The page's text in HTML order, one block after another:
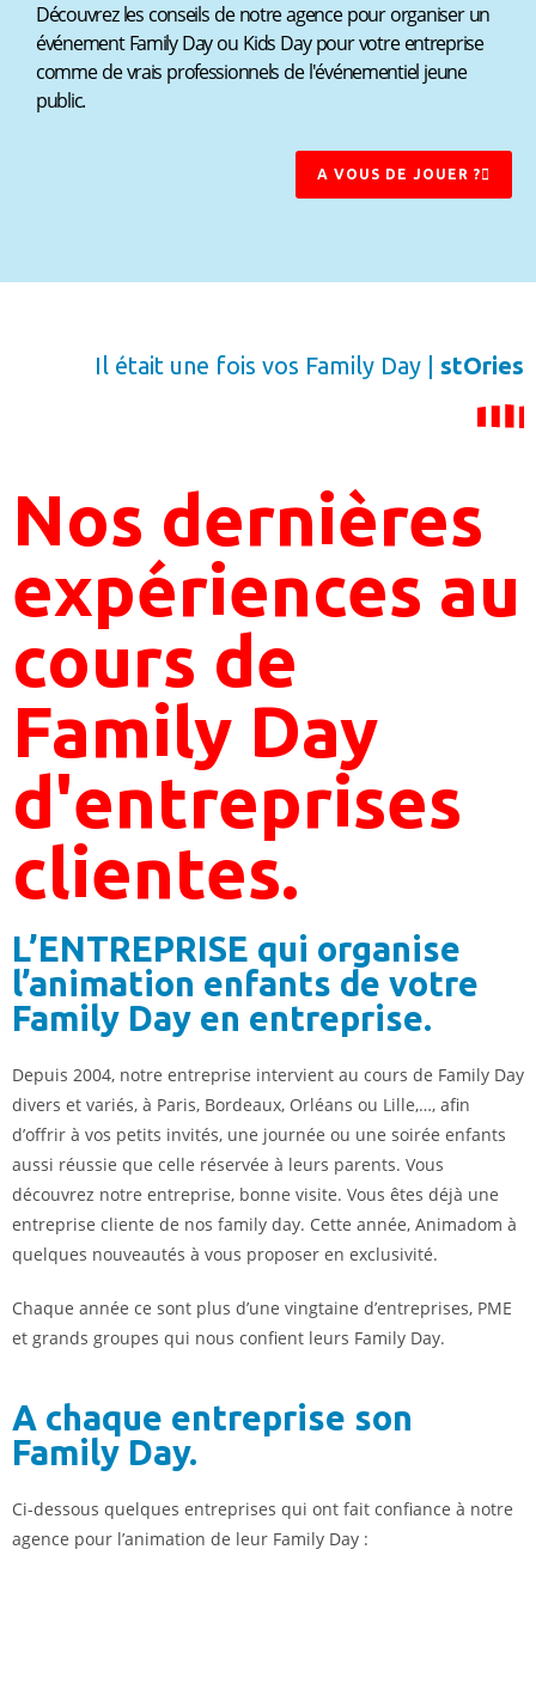
Découvrez les conseils de notre agence pour organiser un
événement Family Day ou Kids Day pour votre entreprise
comme de vrais professionnels de l'événementiel jeune
public.
A VOUS DE JOUER ?
Il était une fois vos Family Day | stOries
Nos dernières
expériences au
cours de
Family Day
d'entreprises
clientes.
L’ENTREPRISE qui organise
l’animation enfants de votre
Family Day en entreprise.
Depuis 2004, notre entreprise intervient au cours de Family Day
divers et variés, à Paris, Bordeaux, Orléans ou Lille,…, afin
d’offrir à vos petits invités, une journée ou une soirée enfants
aussi réussie que celle réservée à leurs parents. Vous
découvrez notre entreprise, bonne visite. Vous êtes déjà une
entreprise cliente de nos family day. Cette année, Animadom à
quelques nouveautés à vous proposer en exclusivité.
Chaque année ce sont plus d’une vingtaine d’entreprises, PME
et grands groupes qui nous confient leurs Family Day.
A chaque entreprise son
Family Day.
Ci-dessous quelques entreprises qui ont fait confiance à notre
agence pour l’animation de leur Family Day :